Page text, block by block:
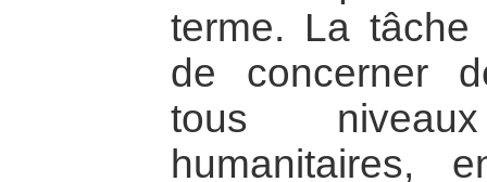
terme. La tâche
de concerner
tous
humanitaires,